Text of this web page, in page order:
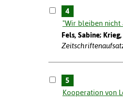
4
"Wir bleiben nicht
Fels, Sabine;
5
Kooperation von